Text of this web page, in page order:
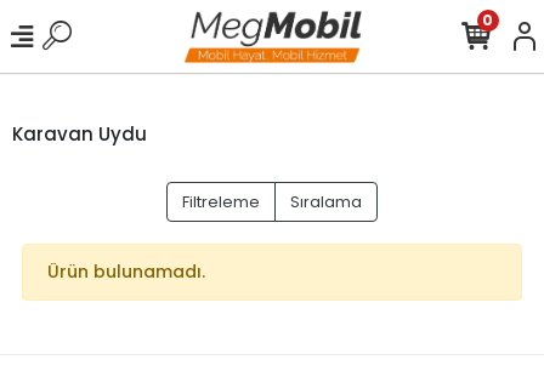
0
Karavan Uydu
Filtreleme Sıralama
Ürün bulunamadı.